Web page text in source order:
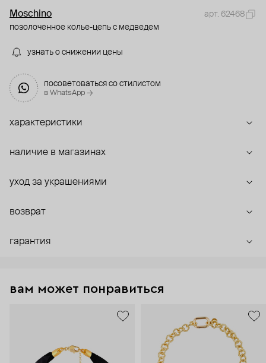
Moschino
арт. 62468
позолоченное колье-цепь с медведем
узнать о снижении цены
посоветоваться со стилистом
в WhatsApp →
характеристики
наличие в магазинах
уход за украшениями
возврат
гарантия
вам может понравиться